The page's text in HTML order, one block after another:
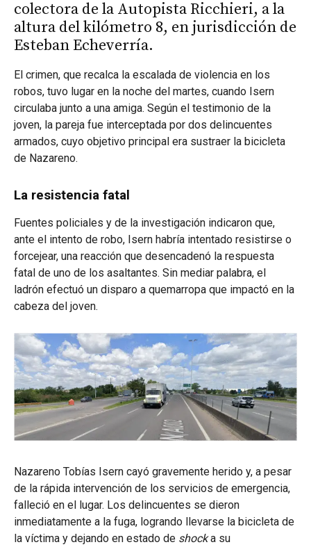
colectora de la Autopista Ricchieri, a la
altura del kilómetro 8, en jurisdicción de
Esteban Echeverría.
El crimen, que recalca la escalada de violencia en los
robos, tuvo lugar en la noche del martes, cuando Isern
circulaba junto a una amiga. Según el testimonio de la
joven, la pareja fue interceptada por dos delincuentes
armados, cuyo objetivo principal era sustraer la bicicleta
de Nazareno.
La resistencia fatal
Fuentes policiales y de la investigación indicaron que,
ante el intento de robo, Isern habría intentado resistirse o
forcejear, una reacción que desencadenó la respuesta
fatal de uno de los asaltantes. Sin mediar palabra, el
ladrón efectuó un disparo a quemarropa que impactó en la
cabeza del joven.
Nazareno Tobías Isern cayó gravemente herido y, a pesar
de la rápida intervención de los servicios de emergencia,
falleció en el lugar. Los delincuentes se dieron
inmediatamente a la fuga, logrando llevarse la bicicleta de
la víctima y dejando en estado de shocka su